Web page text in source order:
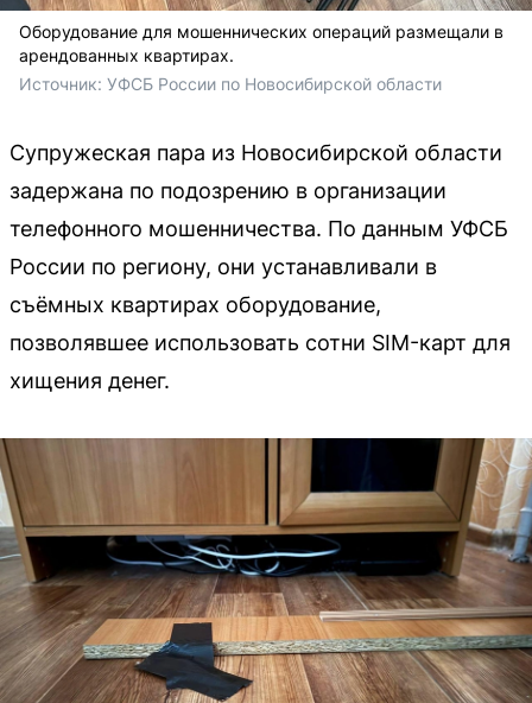
Оборудование для мошеннических операций размещали в
арендованных квартирах.
Источник: УФСБ России по Новосибирской области
Супружеская пара из Новосибирской области
задержана по подозрению в организации
телефонного мошенничества. По данным УФСБ
России по региону, они устанавливали в
съёмных квартирах оборудование,
позволявшее использовать сотни SIM-карт для
хищения денег.